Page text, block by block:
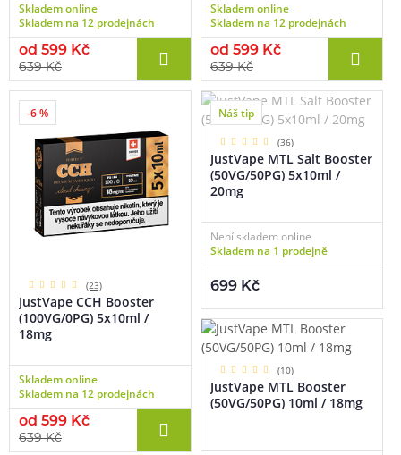
Skladem online
Skladem na 12 prodejnách
od 599 Kč
639 Kč
Skladem online
Skladem na 12 prodejnách
od 599 Kč
639 Kč
-6 %
(23)
JustVape CCH Booster
(100VG/0PG) 5x10ml /
18mg
Skladem online
Skladem na 12 prodejnách
od 599 Kč
639 Kč
Náš tip
(36)
JustVape MTL Salt Booster
(50VG/50PG) 5x10ml /
20mg
Není skladem online
Skladem na 1 prodejně
699 Kč
(10)
JustVape MTL Booster
(50VG/50PG) 10ml / 18mg